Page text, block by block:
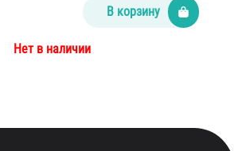
В корзину
Нет в наличии